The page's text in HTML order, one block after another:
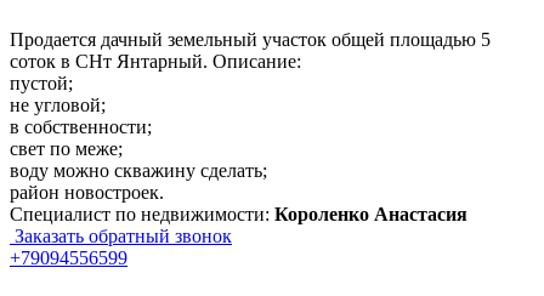
Продается дачный земельный участок общей площадью 5
соток в СНт Янтарный. Описание:
пустой;
не угловой;
в собственности;
свет по меже;
воду можно скважину сделать;
район новостроек.
Специалист по недвижимости: Короленко Анастасия
Заказать обратный звонок
+79094556599